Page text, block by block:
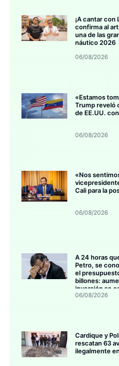
¡A cantar con
confirma al
una de las
náutico 2026
06/08/2026
«Estamos
Trump reveló
de EE.UU.
06/08/2026
«Nos
Cali para la
06/08/2026
A 24 horas
Petro, se
el
billones:
inversión se
06/08/2026
Cardique y
rescatan 63
ilegalmente